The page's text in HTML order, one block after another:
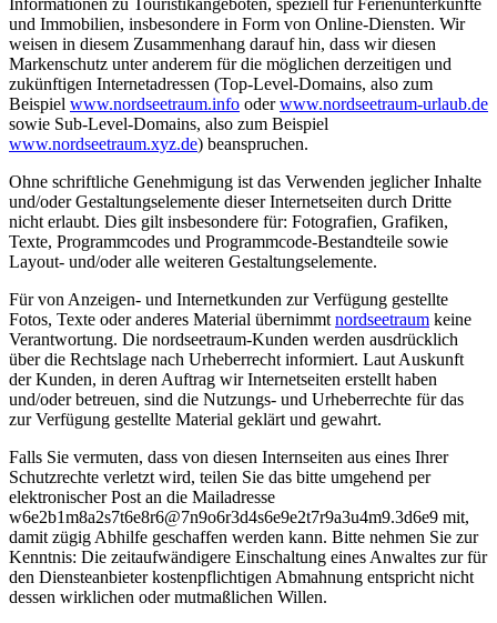
und Immobilien, insbesondere in Form von Online-Diensten. Wir
weisen in diesem Zusammenhang darauf hin, dass wir diesen
Markenschutz unter anderem für die möglichen derzeitigen und
zukünftigen Internetadressen (Top-Level-Domains, also zum
Beispiel www.nordseetraum.info oderwww.nordseetraum-urlaub.de
sowie Sub-Level-Domains, also zum Beispiel
www.nordseetraum.xyz.de) beanspruchen.
Ohne schriftliche Genehmigung ist das Verwenden jeglicher Inhalte
und/oder Gestaltungselemente dieser Internetseiten durch Dritte
nicht erlaubt. Dies gilt insbesondere für: Fotografien, Grafiken,
Texte, Programmcodes und Programmcode-Bestandteile sowie
Layout- und/oder alle weiteren Gestaltungselemente.
Für von Anzeigen- und Internetkunden zur Verfügung gestellte
Fotos, Texte oder anderes Material übernimmt nordseetraum keine
Verantwortung. Die nordseetraum-Kunden werden ausdrücklich
über die Rechtslage nach Urheberrecht informiert. Laut Auskunft
der Kunden, in deren Auftrag wir Internetseiten erstellt haben
und/oder betreuen, sind die Nutzungs- und Urheberrechte für das
zur Verfügung gestellte Material geklärt und gewahrt.
Falls Sie vermuten, dass von diesen Internseiten aus eines Ihrer
Schutzrechte verletzt wird, teilen Sie das bitte umgehend per
elektronischer Post an die Mailadresse
w6e2b1m8a2s7t6e8r6@7n9o6r3d4s6e9e2t7r9a3u4m9.3d6e9 mit,
damit zügig Abhilfe geschaffen werden kann. Bitte nehmen Sie zur
Kenntnis: Die zeitaufwändigere Einschaltung eines Anwaltes zur für
den Diensteanbieter kostenpflichtigen Abmahnung entspricht nicht
dessen wirklichen oder mutmaßlichen Willen.